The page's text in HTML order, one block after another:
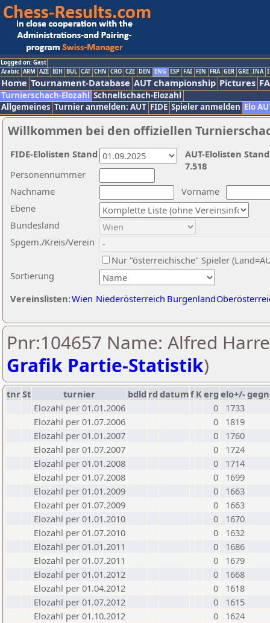
Logged on: Gast
Arabic ARM AZE BIH BUL CAT CHN CRO CZE DEN ENG ESP FAI FIN FRA GER GRE INA
Home Tournament-Database AUT championship Pictures
Turnierschach-Elozahl Schnellschach-Elozahl
Allgemeines Turnier anmelden: AUT FIDE Spieler anmelden Elo
Willkommen bei den offiziellen
Nachname
Vorname
Ebene
Sortierung
Personennummer
Bundesland
Spgem./Kreis/Verein
Nur "österreichische" Spieler
Vereinslisten:Wien Niederösterreich Burgenland
AUT-Elolisten
7.518
FIDE-Elolisten Stand
Pnr:104657 Name: Alfred
Grafik Partie-Statistik)
tnrSt turnier bdld rd datumf Kerg elo+/-
Elozahl per 01.01.2006
0
1733
Elozahl per 01.07.2006
0
1819
Elozahl per 01.01.2007
0
1760
Elozahl per 01.07.2007
0
1724
Elozahl per 01.01.2008
0
1714
Elozahl per 01.07.2008
0
1699
Elozahl per 01.01.2009
0
1663
Elozahl per 01.07.2009
0
1663
Elozahl per 01.01.2010
0
1670
Elozahl per 01.07.2010
0
1632
Elozahl per 01.01.2011
0
1686
Elozahl per 01.07.2011
0
1679
Elozahl per 01.01.2012
0
1668
Elozahl per 01.04.2012
0
1618
Elozahl per 01.07.2012
0
1615
Elozahl per 01.10.2012
0
1624